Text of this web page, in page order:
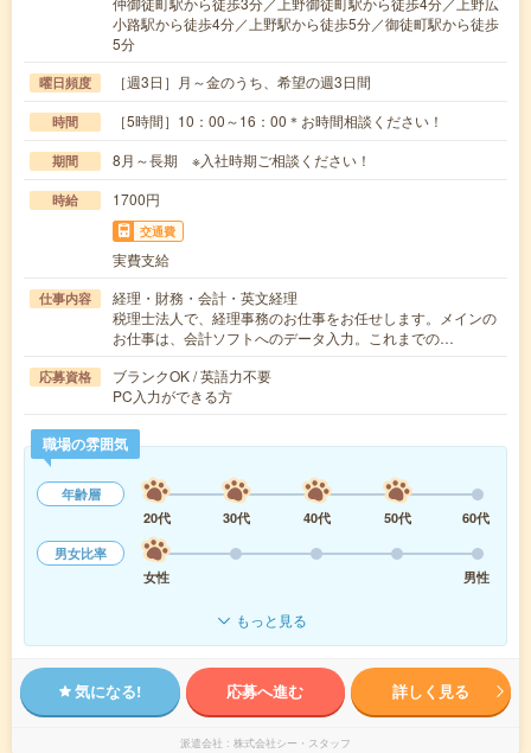
小路駅から徒歩4分／上野駅から徒歩5分／御徒町駅から徒歩
5分
曜日頻度 ［週3日］月～金のうち、希望の週3日間
時間 ［5時間］10：00～16：00＊お時間相談ください！
期間 8月～長期 ※入社時期ご相談ください！
時給 1700円
交通費
実費支給
仕事内容
経理・財務・会計・英文経理
税理士法人で、経理事務のお仕事をお任せします。メインの
お仕事は、会計ソフトへのデータ入力。これまでの…
応募資格
ブランクOK / 英語力不要
PC入力ができる方
職場の雰囲気
年齢層
20代
30代 40代 50代
60代
男女比率
女性
男性
もっと見る
気になる! 応募へ進む 詳しく見る
派遣会社 株式会社シー・スタッフ